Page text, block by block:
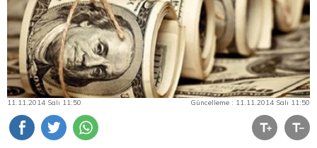
11.11.2014 Salı 11:50 Güncelleme : 11.11.2014 Salı 11:50